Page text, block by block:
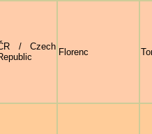
/ Czech
Florenc